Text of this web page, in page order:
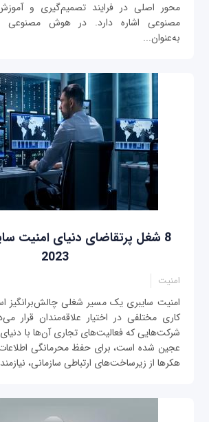
محور اصلی در فرایند تصمیم‌گیری و
مصنوعی اشاره دارد. در هوش مصنوعی
به‌عنوان...
8 شغل پرتقاضای دنیای امنیت
2023
امنیت
امنیت سایبری یک مسیر شغلی
کاری مختلفی در اختیار علاقه‌مندان قرار
شرکت‌هایی که فعالیت‌های تجاری آن‌ها با
عجین شده است، برای حفظ محرمانگی
هکرها از زیرساخت‌های ارتباطی سازمانی،